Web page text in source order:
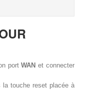
portWAN et connecter
la touche reset placée à